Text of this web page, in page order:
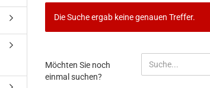
Die Suche ergab keine genauen Treffer.
SIE
NOCH
Möchten Sie noch
einmal suchen?